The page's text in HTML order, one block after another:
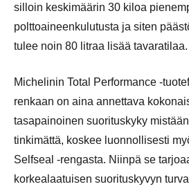
silloin keskimäärin 30 kiloa
polttoaineenkulutusta ja siten
tulee noin 80 litraa lisää tavaratilaa.
Michelinin Total Performance -
renkaan on aina annettava
tasapainoinen suorituskyky
tinkimättä, koskee luonnollisesti
Selfseal -rengasta. Niinpä se
korkealaatuisen suorituskyvyn